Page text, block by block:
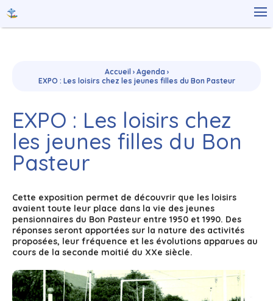
contenu.
Aller
personnels

Accueil › Agenda ›
EXPO : Les loisirs chez les jeunes filles du Bon Pasteur
EXPO : Les loisirs chez
les jeunes filles du Bon
Pasteur
Cette exposition permet de découvrir que les loisirs
avaient toute leur place dans la vie des jeunes
pensionnaires du Bon Pasteur entre 1950 et 1990. Des
réponses seront apportées sur la nature des activités
proposées, leur fréquence et les évolutions apparues au
cours de la seconde moitié du XXe siècle.